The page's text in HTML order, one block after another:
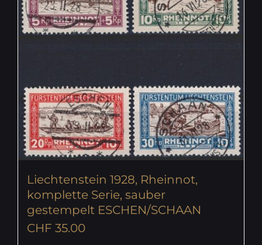
Liechtenstein 1928, Rheinnot,
komplette Serie, sauber
gestempelt ESCHEN/SCHAAN
CHF 35.00